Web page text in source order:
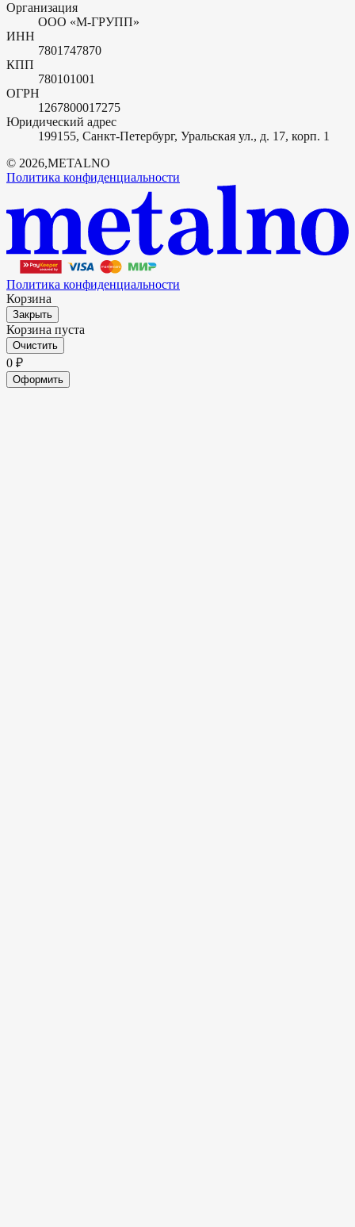
Организация
ООО «М-ГРУПП»
ИНН
7801747870
КПП
780101001
ОГРН
1267800017275
Юридический адрес
199155, Санкт-Петербург, Уральская ул., д. 17, корп. 1
© 2026,METALNO
Политика конфиденциальности
Политика конфиденциальности
Корзина
Закрыть
Корзина пуста
Очистить
0 ₽
Оформить